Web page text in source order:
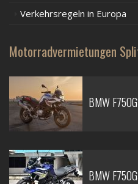
Verkehrsregeln in Europa
Motorradvermietungen
BMW
BMW